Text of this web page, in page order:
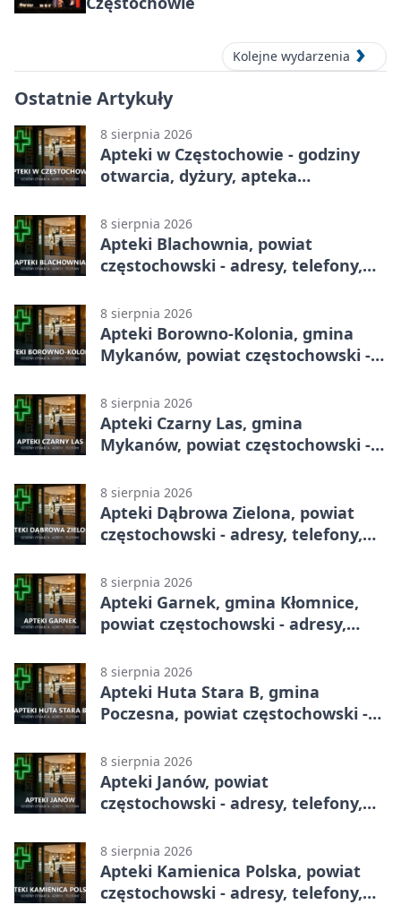
Kolejne wydarzenia
Ostatnie Artykuły
8 sierpnia 2026
Apteki w Częstochowie - godziny
otwarcia, dyżury, apteka
8 sierpnia 2026
Apteki Blachownia, powiat
częstochowski - adresy, telefony,
8 sierpnia 2026
Apteki Borowno-Kolonia, gmina
Mykanów, powiat częstochowski -
8 sierpnia 2026
Apteki Czarny Las, gmina
Mykanów, powiat częstochowski -
8 sierpnia 2026
Apteki Dąbrowa Zielona, powiat
częstochowski - adresy, telefony,
8 sierpnia 2026
Apteki Garnek, gmina Kłomnice,
powiat częstochowski - adresy,
8 sierpnia 2026
Apteki Huta Stara B, gmina
Poczesna, powiat częstochowski -
8 sierpnia 2026
Apteki Janów, powiat
częstochowski - adresy, telefony,
8 sierpnia 2026
Apteki Kamienica Polska, powiat
częstochowski - adresy, telefony,